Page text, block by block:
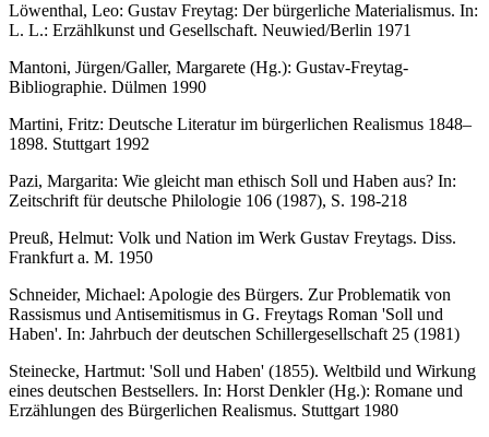
Löwenthal, Leo: Gustav Freytag: Der bürgerliche Materialismus. In:
L. L.: Erzählkunst und Gesellschaft. Neuwied/Berlin 1971
Mantoni, Jürgen/Galler, Margarete (Hg.): Gustav-Freytag-
Bibliographie. Dülmen 1990
Martini, Fritz: Deutsche Literatur im bürgerlichen Realismus 1848–
1898. Stuttgart 1992
Pazi, Margarita: Wie gleicht man ethisch Soll und Haben aus? In:
Zeitschrift für deutsche Philologie 106 (1987), S. 198-218
Preuß, Helmut: Volk und Nation im Werk Gustav Freytags. Diss.
Frankfurt a. M. 1950
Schneider, Michael: Apologie des Bürgers. Zur Problematik von
Rassismus und Antisemitismus in G. Freytags Roman 'Soll und
Haben'. In: Jahrbuch der deutschen Schillergesellschaft 25 (1981)
Steinecke, Hartmut: 'Soll und Haben' (1855). Weltbild und Wirkung
eines deutschen Bestsellers. In: Horst Denkler (Hg.): Romane und
Erzählungen des Bürgerlichen Realismus. Stuttgart 1980